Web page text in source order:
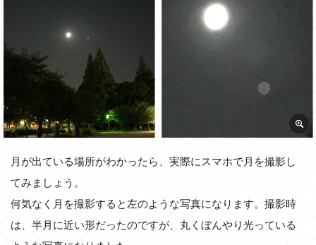
月が出ている場所がわかったら、実際にスマホで月を撮影し
てみましょう。
何気なく月を撮影すると左のような写真になります。撮影時
は、半月に近い形だったのですが、丸くぼんやり光っている